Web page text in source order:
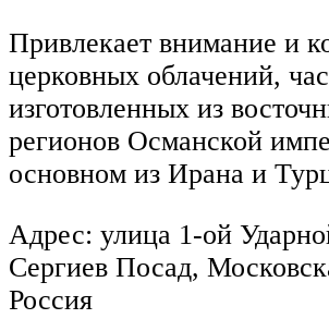
Привлекает внимание и
церковных облачений,
изготовленных из
регионов Османской
основном из Ирана и
Адрес: улица 1-ой
Сергиев Посад,
Россия